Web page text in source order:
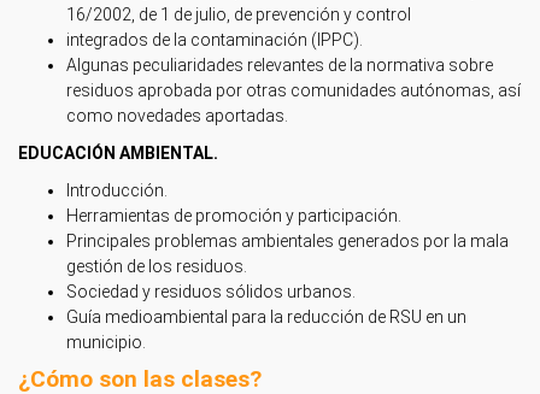
16/2002, de 1 de julio, de prevención y control
integrados de la contaminación (IPPC).
Algunas peculiaridades relevantes de la normativa sobre
residuos aprobada por otras comunidades autónomas, así
como novedades aportadas.
EDUCACIÓN AMBIENTAL.
Introducción.
Herramientas de promoción y participación.
Principales problemas ambientales generados por la mala
gestión de los residuos.
Sociedad y residuos sólidos urbanos.
Guía medioambiental para la reducción de RSU en un
municipio.
¿Cómo son las clases?